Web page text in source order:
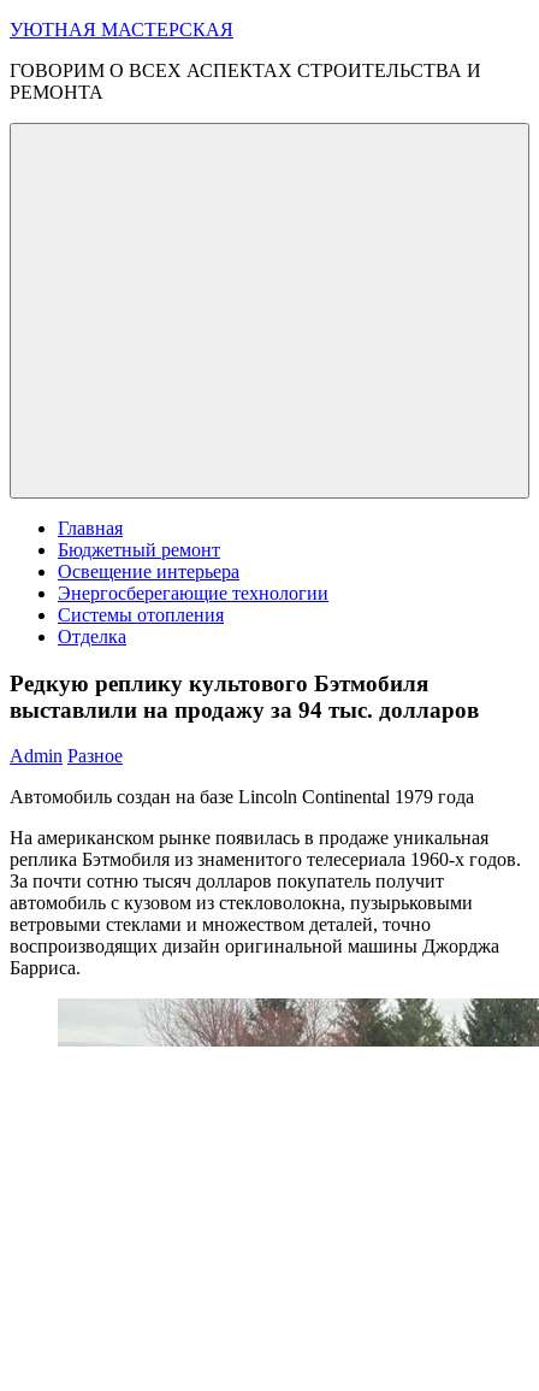
Перейти
содержимому
УЮТНАЯ МАСТЕРСКАЯ
ГОВОРИМ О ВСЕХ АСПЕКТАХ СТРОИТЕЛЬСТВА И
РЕМОНТА
Главная
Бюджетный ремонт
Освещение интерьера
Энергосберегающие технологии
Системы отопления
Отделка
Редкую реплику культового Бэтмобиля
выставлили на продажу за 94 тыс. долларов
Admin Разное
Автомобиль создан на базе Lincoln Continental 1979 года
На американском рынке появилась в продаже уникальная
реплика Бэтмобиля из знаменитого телесериала 1960-х годов.
За почти сотню тысяч долларов покупатель получит
автомобиль с кузовом из стекловолокна, пузырьковыми
ветровыми стеклами и множеством деталей, точно
воспроизводящих дизайн оригинальной машины Джорджа
Барриса.